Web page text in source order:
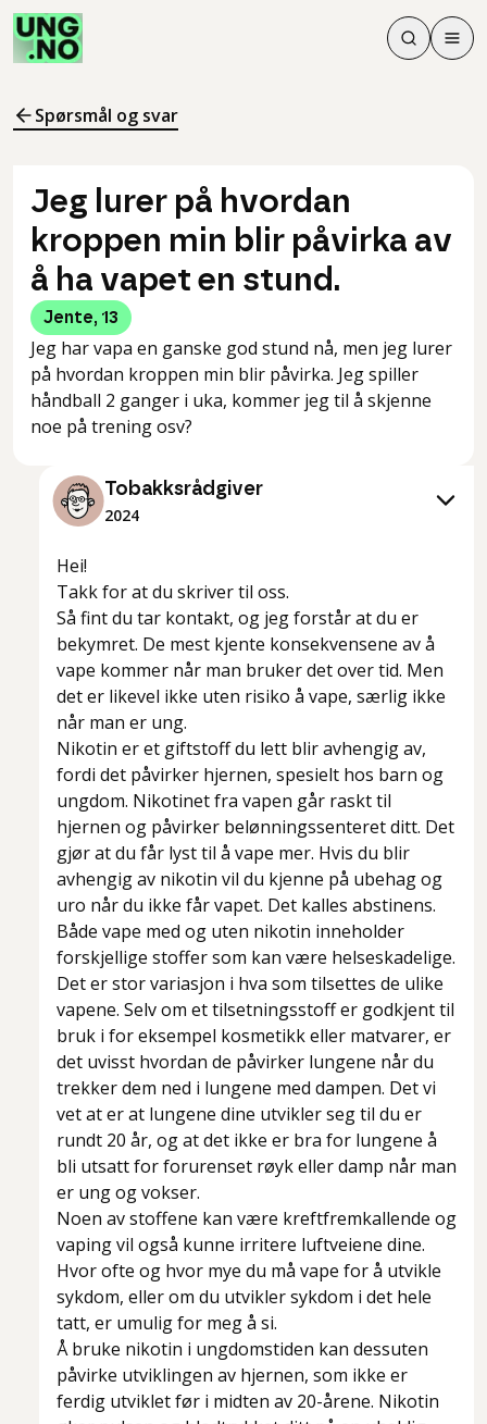
Søk
Søk
Meny
Spørsmål og svar
Jeg lurer på hvordan
kroppen min blir påvirka av
å ha vapet en stund.
Jente, 13
Jeg har vapa en ganske god stund nå, men jeg lurer
på hvordan kroppen min blir påvirka. Jeg spiller
håndball 2 ganger i uka, kommer jeg til å skjenne
noe på trening osv?
Tobakksrådgiver
2024
Hei!
Takk for at du skriver til oss.
Så fint du tar kontakt, og jeg forstår at du er
bekymret. De mest kjente konsekvensene av å
vape kommer når man bruker det over tid. Men
det er likevel ikke uten risiko å vape, særlig ikke
når man er ung.
Nikotin er et giftstoff du lett blir avhengig av,
fordi det påvirker hjernen, spesielt hos barn og
ungdom. Nikotinet fra vapen går raskt til
hjernen og påvirker belønningssenteret ditt. Det
gjør at du får lyst til å vape mer. Hvis du blir
avhengig av nikotin vil du kjenne på ubehag og
uro når du ikke får vapet. Det kalles abstinens.
Både vape med og uten nikotin inneholder
forskjellige stoffer som kan være helseskadelige.
Det er stor variasjon i hva som tilsettes de ulike
vapene. Selv om et tilsetningsstoff er godkjent til
bruk i for eksempel kosmetikk eller matvarer, er
det uvisst hvordan de påvirker lungene når du
trekker dem ned i lungene med dampen. Det vi
vet at er at lungene dine utvikler seg til du er
rundt 20 år, og at det ikke er bra for lungene å
bli utsatt for forurenset røyk eller damp når man
er ung og vokser.
Noen av stoffene kan være kreftfremkallende og
vaping vil også kunne irritere luftveiene dine.
Hvor ofte og hvor mye du må vape for å utvikle
sykdom, eller om du utvikler sykdom i det hele
tatt, er umulig for meg å si.
Å bruke nikotin i ungdomstiden kan dessuten
påvirke utviklingen av hjernen, som ikke er
ferdig utviklet før i midten av 20-årene. Nikotin